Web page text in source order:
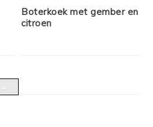
Boterkoek met gember en
citroen